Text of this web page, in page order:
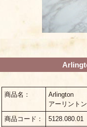
商品名：
Arlington
アーリントン
商品コード：
5128.080.01